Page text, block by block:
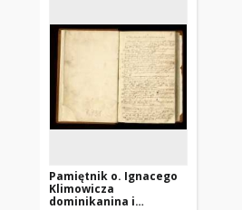
Pamiętnik o. Ignacego
Klimowicza
dominikanina i